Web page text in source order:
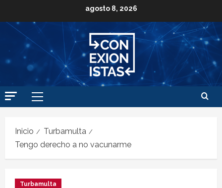
agosto 8, 2026
Inicio
Turbamulta
Tengo derecho a no vacunarme
Turbamulta